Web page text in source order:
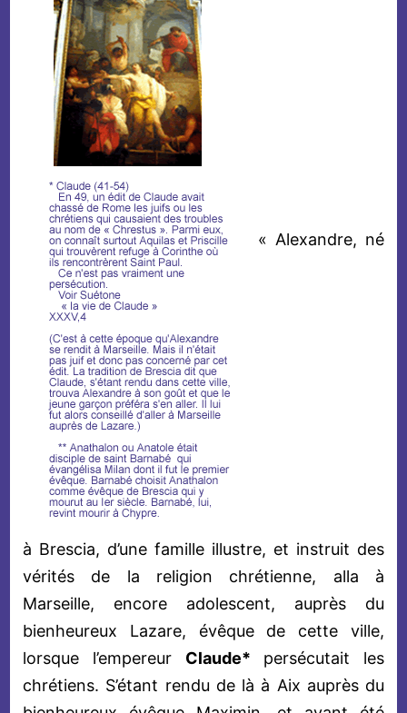
« Alexandre, né
à Brescia, d’une famille illustre, et instruit des
vérités de la religion chrétienne, alla à
Marseille, encore adolescent, auprès du
bienheureux Lazare, évêque de cette ville,
lorsque l’empereur Claude* persécutait les
chrétiens. S’étant rendu de là à Aix auprès du